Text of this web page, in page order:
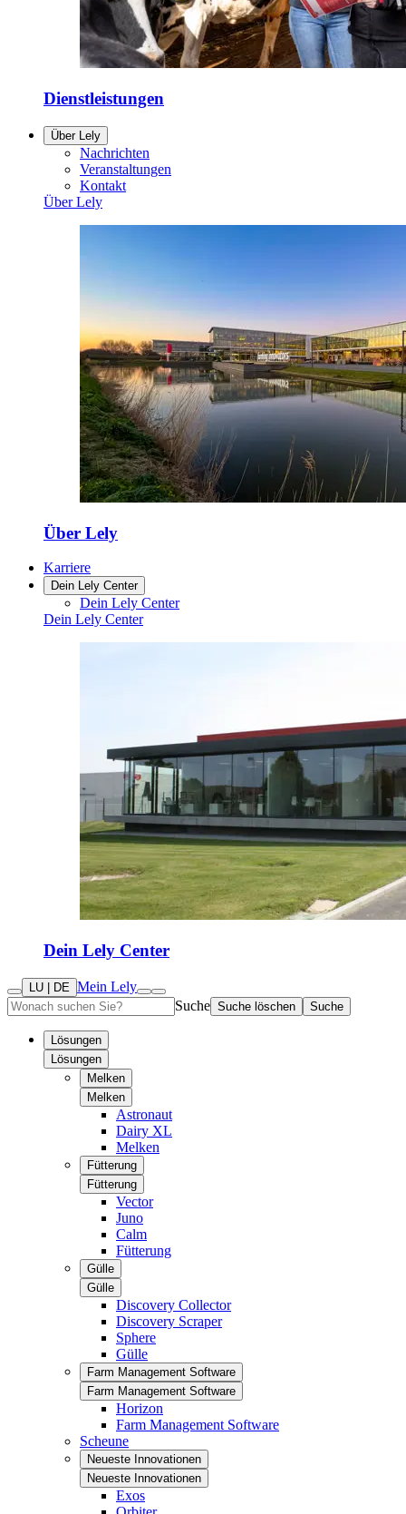
Dienstleistungen
Über Lely
Nachrichten
Veranstaltungen
Kontakt
Über Lely
Über Lely
Karriere
Dein Lely Center
Dein Lely Center
Dein Lely Center
Dein Lely Center
LU | DE Mein Lely
Suche Suche löschen Suche
Lösungen
Lösungen
Melken
Melken
Astronaut
Dairy XL
Melken
Fütterung
Fütterung
Vector
Juno
Calm
Fütterung
Gülle
Gülle
Discovery Collector
Discovery Scraper
Sphere
Gülle
Farm Management Software
Farm Management Software
Horizon
Farm Management Software
Scheune
Neueste Innovationen
Neueste Innovationen
Exos